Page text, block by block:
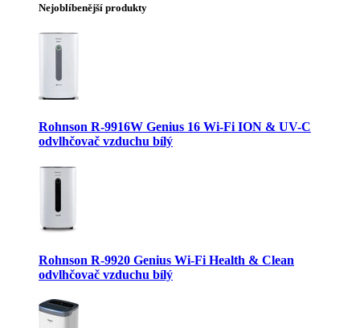
Nejoblíbenější produkty
Rohnson R-9916W Genius 16 Wi-Fi ION & UV-C
odvlhčovač vzduchu bílý
Rohnson R-9920 Genius Wi-Fi Health & Clean
odvlhčovač vzduchu bílý